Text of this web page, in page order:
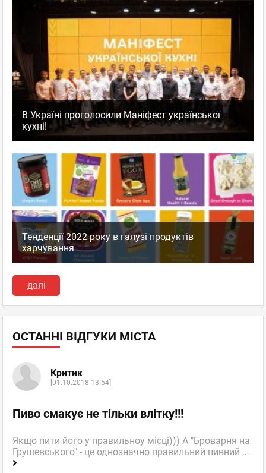
В Україні проголосили Маніфест української
кухні!
Тенденції 2022 року в галузі продуктів
харчування
далі
ОСТАННІ ВІДГУКИ МІСТА
Критик
[01.10.2018 13:54]
Пиво смакує не тільки влітку!!!
Якщо пити його у правильноу місці))) А "Броварня на
Грушевського" - це однозначно правильний пивний ...